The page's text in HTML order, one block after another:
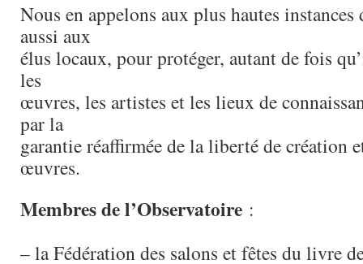
Nous en appelons aux plus hautes instances
aussi aux
élus locaux, pour protéger, autant de fois
les
œuvres, les artistes et les lieux de
par la
garantie réaffirmée de la liberté de création
œuvres.
Membres de l’Observatoire :
– la Fédération des salons et fêtes du livre